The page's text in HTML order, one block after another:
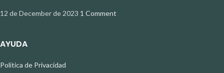
12 de December de 2023 1 Comment
AYUDA
Política de Privacidad